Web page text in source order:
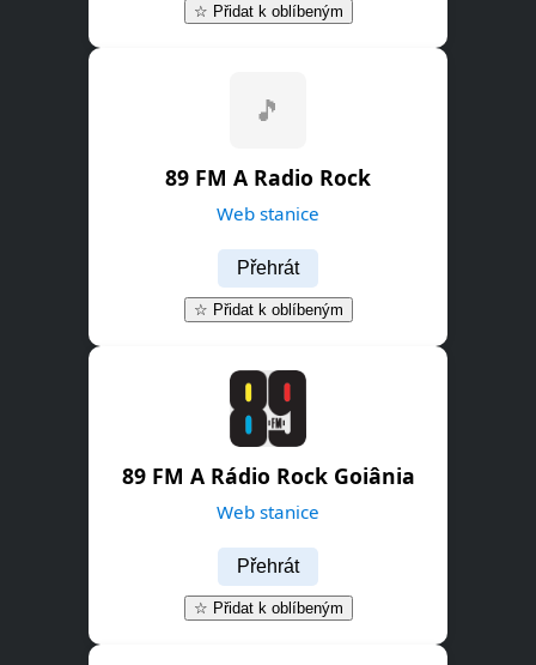
☆ Přidat k oblíbeným
🎵
89 FM A Radio Rock
Web stanice
Přehrát
☆ Přidat k oblíbeným
89 FM A Rádio Rock Goiânia
Web stanice
Přehrát
☆ Přidat k oblíbeným